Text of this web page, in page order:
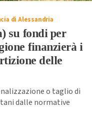
di Alessandria
su fondi per
finanzierà i
delle
o taglio di
dalle normative